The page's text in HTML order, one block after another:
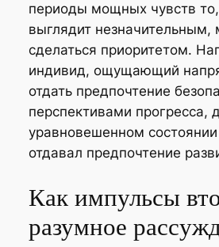
периоды мощных чувств
выглядит незначительным,
сделаться приоритетом.
индивид, ощущающий
отдать предпочтение
перспективами прогресса,
уравновешенном состоянии
отдавал предпочтение
Как импульсы
разумное